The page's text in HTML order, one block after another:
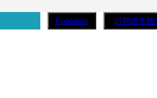
Podcasts 訂閱紙本雜